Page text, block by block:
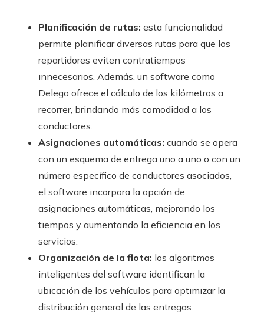
Planificación de rutas: esta funcionalidad
permite planificar diversas rutas para que los
repartidores eviten contratiempos
innecesarios. Además, un software como
Delego ofrece el cálculo de los kilómetros a
recorrer, brindando más comodidad a los
conductores.
Asignaciones automáticas: cuando se opera
con un esquema de entrega uno a uno o con un
número específico de conductores asociados,
el software incorpora la opción de
asignaciones automáticas, mejorando los
tiempos y aumentando la eficiencia en los
servicios.
Organización de la flota: los algoritmos
inteligentes del software identifican la
ubicación de los vehículos para optimizar la
distribución general de las entregas.